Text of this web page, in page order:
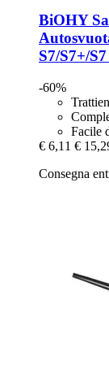
BiOHY
S7/S7+/
-60%
Facile
€ 6,11 €
Consegna